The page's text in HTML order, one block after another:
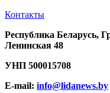
Контакты
Республика Беларусь,
Ленинская 48
УНП 500015708
E-mail: info@lidanews.by